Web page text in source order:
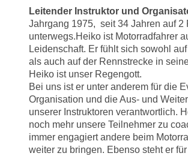
Leitender Instruktor und
Jahrgang 1975, seit 34 Jahren auf 2
unterwegs.Heiko ist Motorradfahrer
Leidenschaft. Er fühlt sich sowohl
als auch auf der Rennstrecke in
Heiko ist unser Regengott.
Bei uns ist er unter anderem für die
Organisation und die Aus- und
unserer Instruktoren verantwortlich.
noch mehr unsere Teilnehmer zu
immer engagiert andere beim
weiter zu bringen. Ebenso steht er für